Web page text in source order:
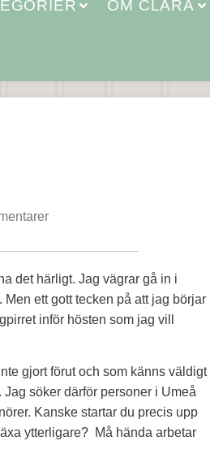
OM CLARA
det härligt. Jag vägrar gå in i
ett gott tecken på att jag börjar
inför hösten som jag vill
gjort förut och som känns väldigt
söker därför personer i Umeå
Kanske startar du precis upp
ytterligare? Må hända arbetar